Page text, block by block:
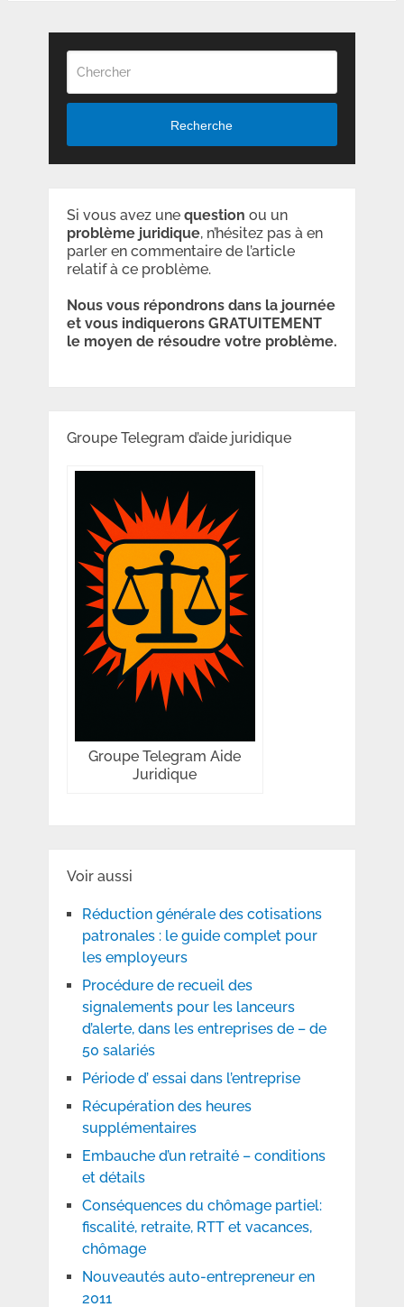
Recherche
Si vous avez une question ou un
problème juridique, n’hésitez pas à en
parler en commentaire de l’article
relatif à ce problème.
Nous vous répondrons dans la journée
et vous indiquerons GRATUITEMENT
le moyen de résoudre votre problème.
Groupe Telegram d’aide juridique
Groupe Telegram Aide
Juridique
Voir aussi
Réduction générale des cotisations
patronales : le guide complet pour
les employeurs
Procédure de recueil des
signalements pour les lanceurs
d’alerte, dans les entreprises de – de
50 salariés
Période d’ essai dans l’entreprise
Récupération des heures
supplémentaires
Embauche d’un retraité – conditions
et détails
Conséquences du chômage partiel:
fiscalité, retraite, RTT et vacances,
chômage
Nouveautés auto-entrepreneur en
2011